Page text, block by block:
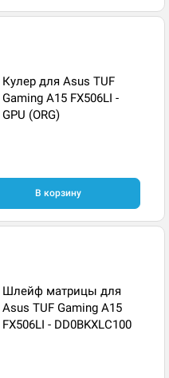
Кулер для Asus TUF
Gaming A15 FX506LI -
GPU (ORG)
В корзину
Шлейф матрицы для
Asus TUF Gaming A15
FX506LI - DD0BKXLC100